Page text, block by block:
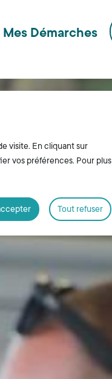
visite. En cliquant sur
vos préférences. Pour plus
Tout refuser
Mes Démarches